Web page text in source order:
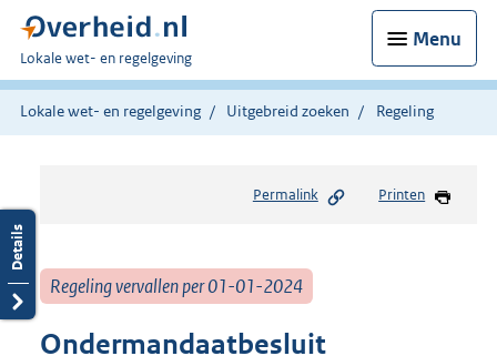
Menu
U
bent
hier:
Lokale wet- en regelgeving
Lokale wet- en regelgeving Uitgebreid zoeken Regeling
Permalink Printen
Regeling vervallen per 01-01-2024
Ondermandaatbesluit